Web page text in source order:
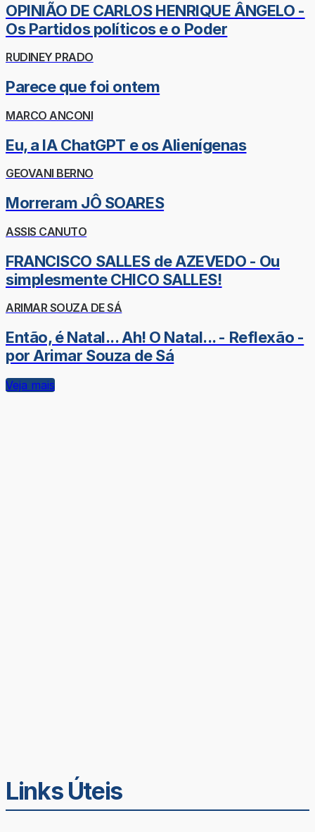
OPINIÃO DE CARLOS HENRIQUE ÂNGELO -
Os Partidos políticos e o Poder
RUDINEY PRADO
Parece que foi ontem
MARCO ANCONI
Eu, a IA ChatGPT e os Alienígenas
GEOVANI BERNO
Morreram JÔ SOARES
ASSIS CANUTO
FRANCISCO SALLES de AZEVEDO - Ou
simplesmente CHICO SALLES!
ARIMAR SOUZA DE SÁ
Então, é Natal... Ah! O Natal... - Reflexão -
por Arimar Souza de Sá
Veja mais
Links Úteis